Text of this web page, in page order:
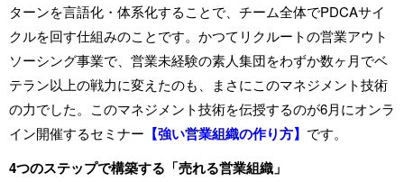
ターンを言語化・体系化することで、チーム全体でPDCAサイ
クルを回す仕組みのことです。かつてリクルートの営業アウト
ソーシング事業で、営業未経験の素人集団をわずか数ヶ月でベ
テラン以上の戦力に変えたのも、まさにこのマネジメント技術
の力でした。このマネジメント技術を伝授するのが6月にオンラ
イン開催するセミナー 【強い営業組織の作り方】 です。
4つのステップで構築する「売れる営業組織」